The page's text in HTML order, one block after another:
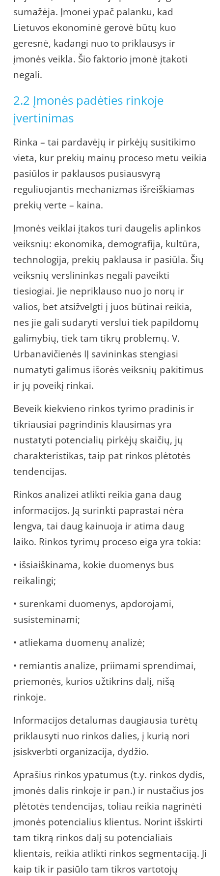
sumažėja. Įmonei ypač palanku, kad
Lietuvos ekonominė gerovė būtų kuo
geresnė, kadangi nuo to priklausys ir
įmonės veikla. Šio faktorio įmonė įtakoti
negali.
2.2 Įmonės padėties rinkoje
įvertinimas
Rinka – tai pardavėjų ir pirkėjų susitikimo
vieta, kur prekių mainų proceso metu veikia
pasiūlos ir paklausos pusiausvyrą
reguliuojantis mechanizmas išreiškiamas
prekių verte – kaina.
Įmonės veiklai įtakos turi daugelis aplinkos
veiksnių: ekonomika, demografija, kultūra,
technologija, prekių paklausa ir pasiūla. Šių
veiksnių verslininkas negali paveikti
tiesiogiai. Jie nepriklauso nuo jo norų ir
valios, bet atsižvelgti į juos būtinai reikia,
nes jie gali sudaryti verslui tiek papildomų
galimybių, tiek tam tikrų problemų. V.
Urbanavičienės IĮ savininkas stengiasi
numatyti galimus išorės veiksnių pakitimus
ir jų poveikį rinkai.
Beveik kiekvieno rinkos tyrimo pradinis ir
tikriausiai pagrindinis klausimas yra
nustatyti potencialių pirkėjų skaičių, jų
charakteristikas, taip pat rinkos plėtotės
tendencijas.
Rinkos analizei atlikti reikia gana daug
informacijos. Ją surinkti paprastai nėra
lengva, tai daug kainuoja ir atima daug
laiko. Rinkos tyrimų proceso eiga yra tokia:
• išsiaiškinama, kokie duomenys bus
reikalingi;
• surenkami duomenys, apdorojami,
susisteminami;
• atliekama duomenų analizė;
• remiantis analize, priimami sprendimai,
priemonės, kurios užtikrins dalį, nišą
rinkoje.
Informacijos detalumas daugiausia turėtų
priklausyti nuo rinkos dalies, į kurią nori
įsiskverbti organizacija, dydžio.
Aprašius rinkos ypatumus (t.y. rinkos dydis,
įmonės dalis rinkoje ir pan.) ir nustačius jos
plėtotės tendencijas, toliau reikia nagrinėti
įmonės potencialius klientus. Norint išskirti
tam tikrą rinkos dalį su potencialiais
klientais, reikia atlikti rinkos segmentaciją. Ji
kaip tik ir pasiūlo tam tikros vartotojų